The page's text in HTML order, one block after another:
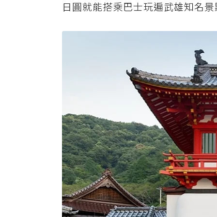
日圓就能搭乘巴士玩遍武雄知名